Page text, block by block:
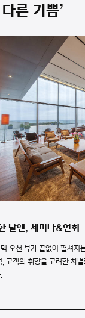
다른 기쁨’
날엔, 세미나&연회
오션 뷰가 끝없이 펼쳐지
, 고객의 취향을 고려한 차